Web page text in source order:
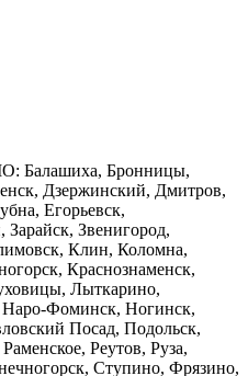
Балашиха, Бронницы,
Дзержинский, Дмитров,
Егорьевск,
Звенигород,
Клин, Коломна,
Краснознаменск,
Лыткарино,
Фоминск, Ногинск,
Посад, Подольск,
Реутов, Руза,
Ступино, Фрязино,